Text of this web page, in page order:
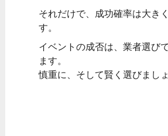
それだけで、成功確率は大き
す。
イベントの成否は、業者選び
ます。
慎重に、そして賢く選びましょ